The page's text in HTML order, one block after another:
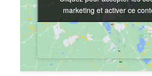
marketing et activer ce
marketing et activer ce